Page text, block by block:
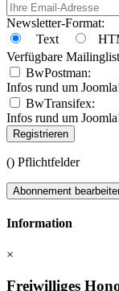
Newsletter-Format:
Text
Verfügbare
BwPostman:
Infos rund um
BwTransifex:
Infos rund um
Registrieren
() Pflichtfelder
Abonnement
Information
×
Freiwilliges